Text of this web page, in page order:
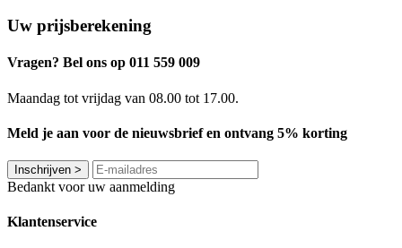
Uw prijsberekening
Vragen? Bel ons op 011 559 009
Maandag tot vrijdag van 08.00 tot 17.00.
Meld je aan voor de nieuwsbrief en ontvang 5% korting
Inschrijven >
Bedankt voor uw aanmelding
Klantenservice